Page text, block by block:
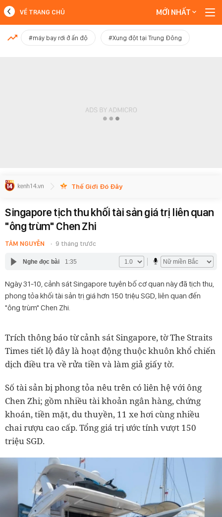
MỚI NHẤT
VỀ TRANG CHỦ MỚI NHẤT
#máy bay rơi ở ấn độ #Xung đột tại Trung Đông
Thế Giới Đó Đây
Singapore tịch thu khối tài sản giá trị liên quan
"ông trùm" Chen Zhi
TÂM NGUYỄN 9 tháng trước
Nghe đọc bài 1:35
Ngày 31-10, cảnh sát Singapore tuyên bố cơ quan này đã tịch thu,
phong tỏa khối tài sản trị giá hơn 150 triệu SGD, liên quan đến
"ông trùm" Chen Zhi.
Trích thông báo từ cảnh sát Singapore, tờ The Straits
Times tiết lộ đây là hoạt động thuộc khuôn khổ chiến
dịch điều tra về rửa tiền và làm giả giấy tờ.
Số tài sản bị phong tỏa nêu trên có liên hệ với ông
Chen Zhi; gồm nhiều tài khoản ngân hàng, chứng
khoán, tiền mặt, du thuyền, 11 xe hơi cùng nhiều
chai rượu cao cấp. Tổng giá trị ước tính vượt 150
triệu SGD.